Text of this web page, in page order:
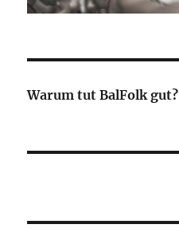
Warum tut BalFolk gut?